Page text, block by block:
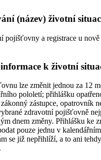
(název) životní
pojišťovny a registrace u
k životní
lze změnit jednou za 12
pololetí; přihlášku
zástupce, opatrovník
zdravotní pojišťovně
dnem změny. Přihlášku ke
pouze jednu v
se již nepřihlíží, a to ani